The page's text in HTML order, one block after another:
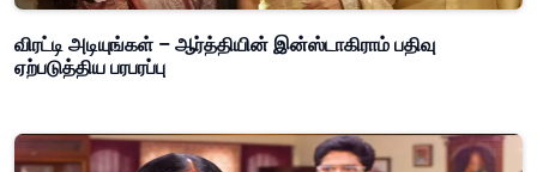
விரட்டி அடியுங்கள் – ஆர்த்தியின் இன்ஸ்டாகிராம் பதிவு
ஏற்படுத்திய பரபரப்பு